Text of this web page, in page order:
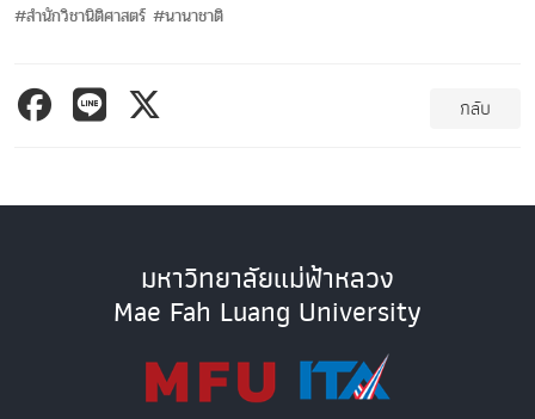
#สำนักวิชานิติศาสตร์ #นานาชาติ
กลับ
มหาวิทยาลัยแม่ฟ้าหลวง
Mae Fah Luang University